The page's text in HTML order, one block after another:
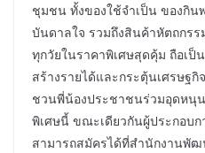
ชุมชน ทั้งของใช้จำเป็น ของกิน
บันดาลใจ รวมถึงสินค้าหัตถกร
ทุกวัยในราคาพิเศษสุดคุ้ม ถือเ
สร้างรายได้และกระตุ้นเศรษฐ
ชวนพี่น้องประชาชนร่วมอุดหนุ
พิเศษนี้ ขณะเดียวกันผู้ประกอบก
สามารถสมัครได้ที่สำนักงานพั